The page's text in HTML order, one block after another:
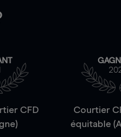
CFD
Courtier
équitable